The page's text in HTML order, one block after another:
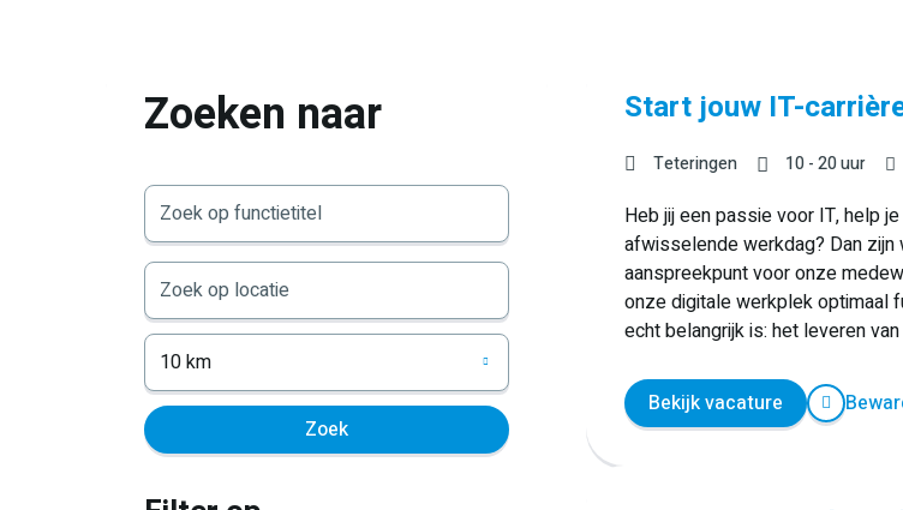
Zoeken naar
10 km
Start jouw IT-
Teteringen 10 - 20 uur
Heb jij een passie voor IT, help
afwisselende werkdag? Dan
aanspreekpunt voor onze
onze digitale werkplek optimaal
echt belangrijk is: het leveren
Bekijk vacature